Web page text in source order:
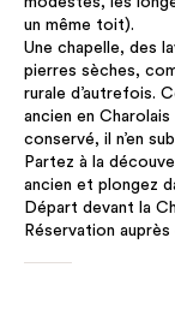
un même toit).
Une chapelle, des
pierres sèches,
rurale d’autrefois.
ancien en Charolais
conservé, il n’en
Partez à la
ancien et plongez
Départ devant la
Réservation